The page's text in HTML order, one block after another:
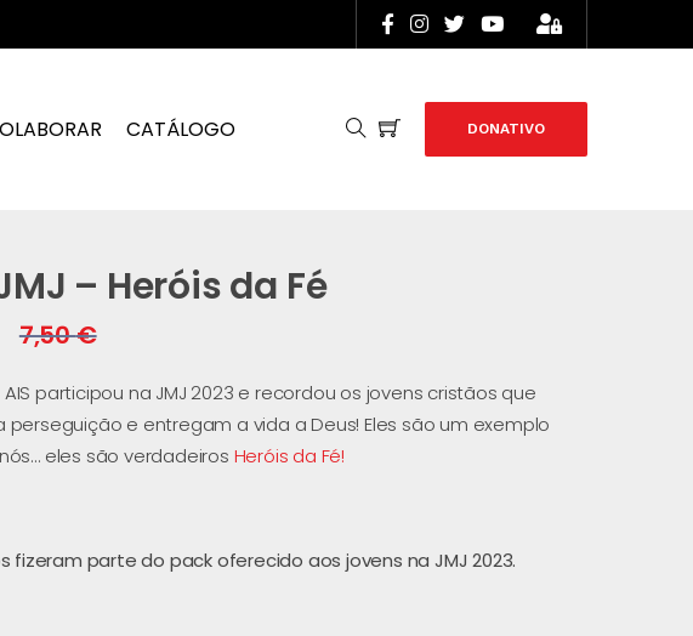
CATÁLOGO DONATIVO
– Heróis da Fé
7,50€
participou na JMJ 2023 e recordou os jovens cristãos que
perseguição e entregam a vida a Deus! Eles são um exemplo
eles são verdadeiros Heróis da Fé!
fizeram parte do pack oferecido aos jovens na JMJ 2023.